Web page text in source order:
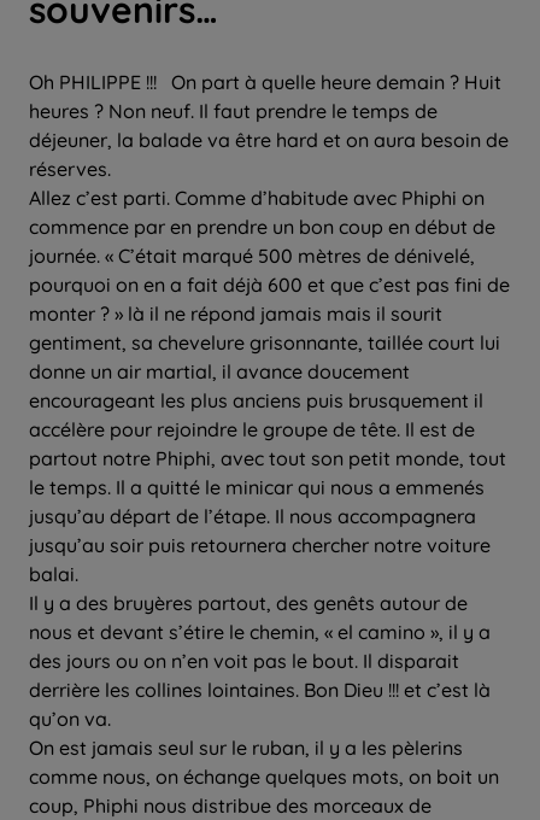
souvenirs…
Oh PHILIPPE !!! On part à quelle heure demain ? Huit
heures ? Non neuf. Il faut prendre le temps de
déjeuner, la balade va être hard et on aura besoin de
réserves.
Allez c’est parti. Comme d’habitude avec Phiphi on
commence par en prendre un bon coup en début de
journée. « C’était marqué 500 mètres de dénivelé,
pourquoi on en a fait déjà 600 et que c’est pas fini de
monter ? » là il ne répond jamais mais il sourit
gentiment, sa chevelure grisonnante, taillée court lui
donne un air martial, il avance doucement
encourageant les plus anciens puis brusquement il
accélère pour rejoindre le groupe de tête. Il est de
partout notre Phiphi, avec tout son petit monde, tout
le temps. Il a quitté le minicar qui nous a emmenés
jusqu’au départ de l’étape. Il nous accompagnera
jusqu’au soir puis retournera chercher notre voiture
balai.
Il y a des bruyères partout, des genêts autour de
nous et devant s’étire le chemin, « el camino », il y a
des jours ou on n’en voit pas le bout. Il disparait
derrière les collines lointaines. Bon Dieu !!! et c’est là
qu’on va.
On est jamais seul sur le ruban, il y a les pèlerins
comme nous, on échange quelques mots, on boit un
coup, Phiphi nous distribue des morceaux de